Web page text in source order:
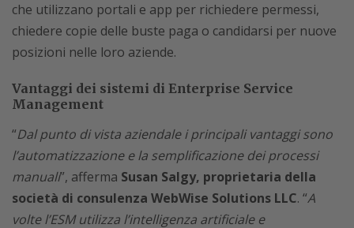
che utilizzano portali e app per richiedere permessi,
chiedere copie delle buste paga o candidarsi per nuove
posizioni nelle loro aziende.
Vantaggi dei sistemi di Enterprise Service
Management
“Dal punto di vista aziendale i principali vantaggi sono
l’automatizzazione e la semplificazione dei processi
manuali”, afferma Susan Salgy, proprietaria della
società di consulenza WebWise Solutions LLC. “A
volte l’ESM utilizza l’intelligenza artificiale e